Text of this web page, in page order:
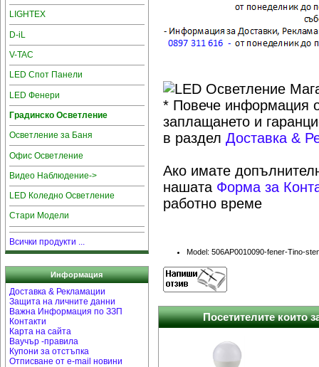
LIGHTEX
D-iL
V-TAC
LED Спот Панели
LED Фенери
Градинско Осветление
Осветление за Баня
Офис Осветление
Видео Наблюдение->
LED Коледно Осветление
Стари Модели
Всички продукти ...
Информация
Доставка & Рекламации
Защита на личните данни
Важна Информация по ЗЗП
Контакти
Карта на сайта
Ваучър -правила
Купони за отстъпка
Отписване от e-mail новини
* Повече информация
заплащането и
в раздел Доставка &
Ако имате
нашата Форма за
работно време
Model: 506AP0010090-fener-Tino-
Посетителите които